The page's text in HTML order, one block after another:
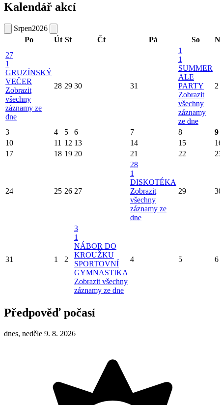
Kalendář akcí
Srpen2026
Po
Út St Čt Pá So
27
1
GRUZÍNSKÝ
VEČER
Zobrazit
všechny
záznamy ze
dne
28 29 30 31
1
1
SUMMER
ALE
PARTY
Zobrazit
všechny
záznamy
ze dne
2
3 4 5 6 7 8
9
10
11 12 13 14 15
17
18 19 20 21 22
24 25 26 27
28
1
DISKOTÉKA
Zobrazit
všechny
záznamy ze
dne
29
31 1 2
3
1
NÁBOR DO
KROUŽKU
SPORTOVNÍ
GYMNASTIKA
Zobrazit všechny
záznamy ze dne
4 5 6
Předpověď počasí
dnes, neděle 9. 8. 2026